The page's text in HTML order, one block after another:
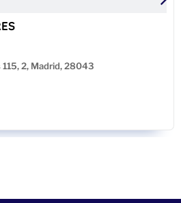
2, Madrid, 28043